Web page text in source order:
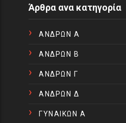
Άρθρα ανα κατηγορία
ΑΝΔΡΩΝ Α
ΑΝΔΡΩΝ Β
ΑΝΔΡΩΝ Γ
ΑΝΔΡΩΝ Δ
ΓΥΝΑΙΚΩΝ Α